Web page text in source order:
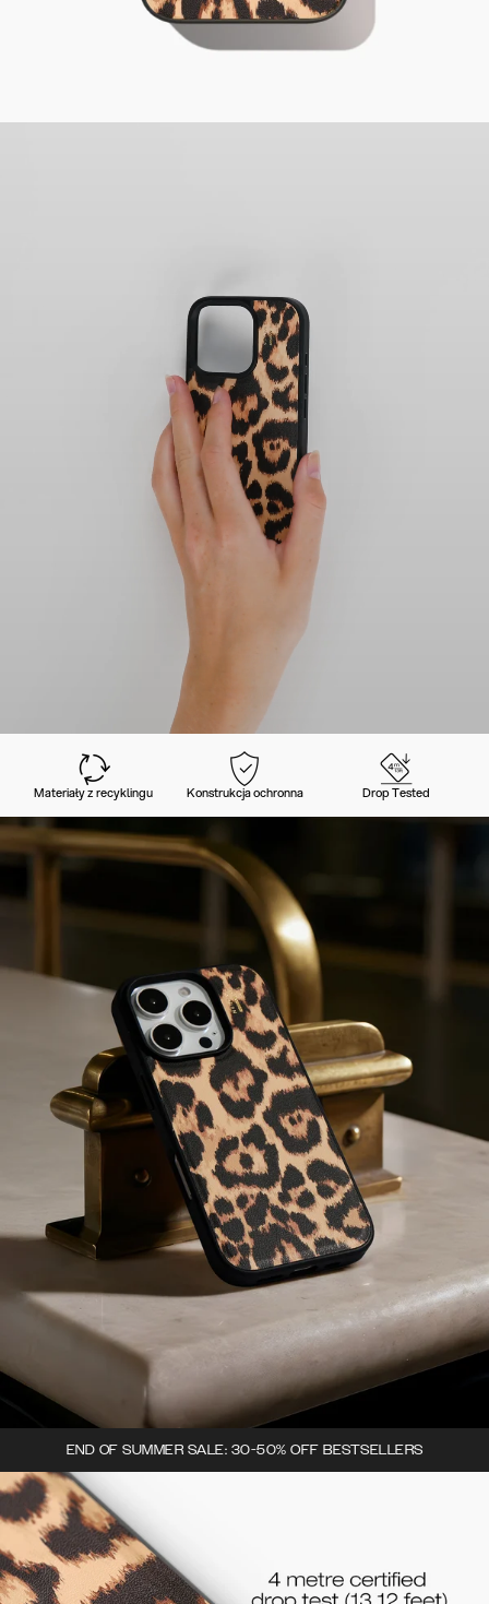
Materiały z recyklingu Konstrukcja ochronna Drop Tested
END OF SUMMER SALE: 30-50% OFF BESTSELLERS